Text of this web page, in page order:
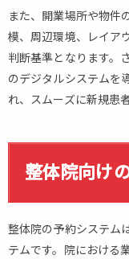
また、開業場所や物件
模、周辺環境、レイア
判断基準となります。
のデジタルシステムを
れ、スムーズに新規患
整体院向け
整体院の予約システム
テムです。院における